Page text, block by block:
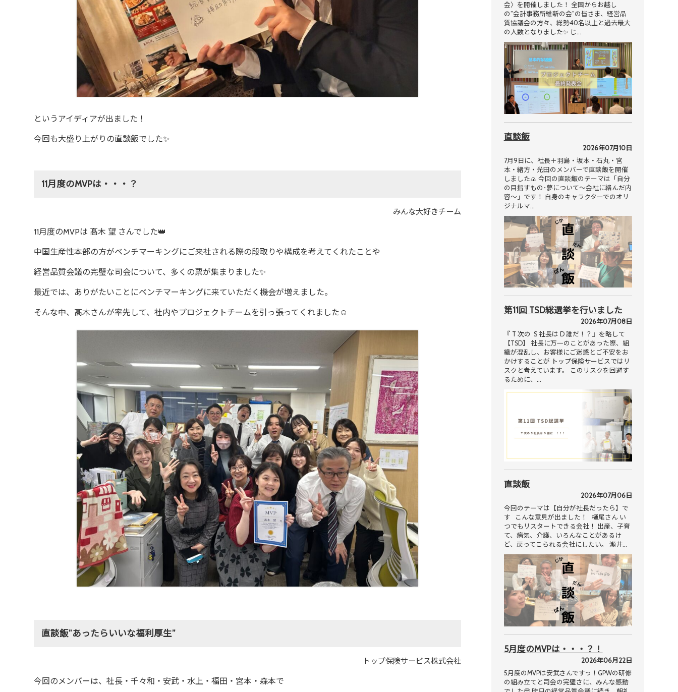
というアイディアが出ました！
今回も大盛り上がりの直談飯でした✨
11月度のMVPは・・・？
投投
みんな大好きチーム
11月度のMVPは 髙木 望 さんでした👑
中国生産性本部の方がベンチマーキングにご来社される際の段取りや構成を考えてくれたことや
経営品質会議の完璧な司会について、多くの票が集まりました✨
最近では、ありがたいことにベンチマーキングに来ていただく機会が増えました。
そんな中、髙木さんが率先して、社内やプロジェクトチームを引っ張ってくれました☺
直談飯”あったらいいな福利厚生”
投
トップ保険サービス株式会社
今回のメンバーは、社長・千々和・安武・水上・福田・宮本・森本で
会〉を開催しました！ 全国からお越し
の”会計事務所維新の会”の皆さま、経営品
質協議会の方々、総勢40名以上と過去最大
の人数となりました✨ じ…
直談飯
2026年07月10日
7月9日に、社長＋羽島・坂本・石丸・宮
本・緒方・光田のメンバーで直談飯を開催
しました🍙 今回の直談飯のテーマは「自分
の目指すもの･夢について～会社に絡んだ内
容～」です！ 自身のキャラクターでのオリ
ジナルマ…
第11回 TSD総選挙を行いました
2026年07月08日
『 T 次の S 社長は D 誰だ！？』を略して
【TSD】 社長に万一のことがあった際、組
織が混乱し、お客様にご迷惑とご不安をお
かけすることが トップ保険サービスではリ
スクと考えています。 このリスクを回避す
るために、…
直談飯
2026年07月06日
今回のテーマは【自分が社長だったら】で
す こんな意見が出ました！ 樋尾さん い
つでもリスタートできる会社！ 出産、子育
て、病気、介護、いろんなことがあるけ
ど、戻ってこられる会社にしたい。 瀬井…
5月度のMVPは・・・？！
2026年06月22日
5月度のMVPは安武さんですっ！GPWの研修
の組み立てと司会の完璧さに、みんな感動